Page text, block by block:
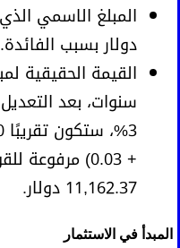
دولار بسبب الفائدة.
سنوات، بعد
11,162.37 دولار.
المبدأ في الاستثمار